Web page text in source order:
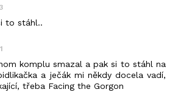
to stáhl..
komplu smazal a pak si to stáhl na
a ječák mi někdy docela vadí,
třeba Facing the Gorgon